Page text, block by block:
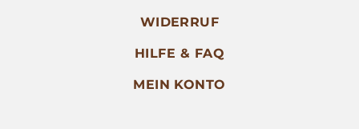
WIDERRUF
HILFE & FAQ
MEIN KONTO